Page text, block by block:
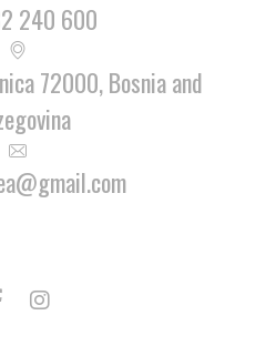
240 600
72000, Bosnia and